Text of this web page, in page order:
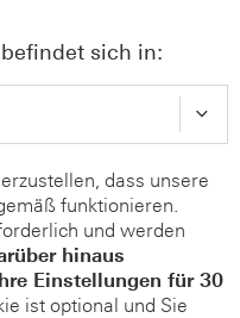
sich in:
dass unsere
funktionieren.
und werden
hinaus
Einstellungen für 30
ist optional und Sie